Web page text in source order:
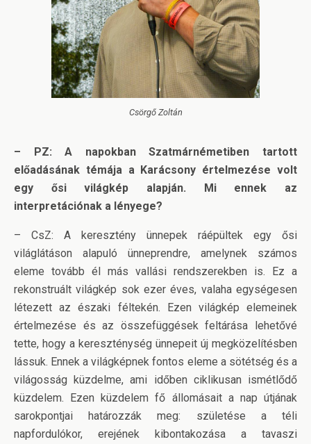
Csörgő Zoltán
– PZ: A napokban Szatmárnémetiben tartott
előadásának témája a Karácsony értelmezése volt
egy ősi világkép alapján. Mi ennek az
interpretációnak a lényege?
– CsZ: A keresztény ünnepek ráépültek egy ősi
világlátáson alapuló ünneprendre, amelynek számos
eleme tovább él más vallási rendszerekben is. Ez a
rekonstruált világkép sok ezer éves, valaha egységesen
létezett az északi féltekén. Ezen világkép elemeinek
értelmezése és az összefüggések feltárása lehetővé
tette, hogy a kereszténység ünnepeit új megközelítésben
lássuk. Ennek a világképnek fontos eleme a sötétség és a
világosság küzdelme, ami időben ciklikusan ismétlődő
küzdelem. Ezen küzdelem fő állomásait a nap útjának
sarokpontjai határozzák meg: születése a téli
napfordulókor, erejének kibontakozása a tavaszi